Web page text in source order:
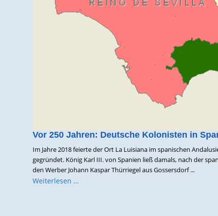
Vor 250 Jahren: Deutsche Kolonisten in
Im Jahre 2018 feierte der Ort La Luisiana im spanischen
gegründet. König Karl III. von Spanien ließ damals, nach der
den Werber Johann Kaspar Thürriegel aus Gossersdorf ...
Weiterlesen …